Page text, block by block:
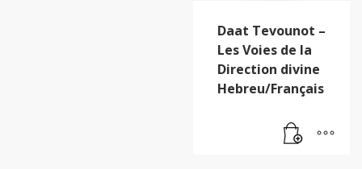
Daat Tevounot –
Les Voies de la
Direction divine
Hebreu/Français